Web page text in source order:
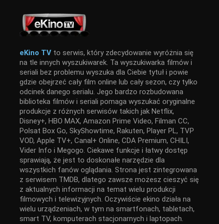
eKino TV to serwis, który zdecydowanie wyróżnia się
na tle innych wyszukiwarek. Ta wyszukiwarka filmów i
seriali bez problemu wyszuka dla Ciebie tytuł i powie
gdzie obejrzeć cały film online lub cały sezon, czy tylko
odcinek danego serialu. Jego bardzo rozbudowana
biblioteka filmów i seriali pomaga wyszukać oryginalne
produkcje z różnych serwisów takich jak Netflix,
Disney+, HBO MAX, Amazon Prime Video, Filman CC,
Polsat Box Go, SkyShowtime, Rakuten, Player PL, TVP
VOD, Apple TV+, Canal+ Online, CDA Premium, CHILI,
Vider Info i Megogo. Ciekawe funkcje i łatwy dostęp
sprawiają, że jest to doskonałe narzędzie dla
wszystkich fanów oglądania. Strona jest zintegrowana
z serwisem TMDB, dlatego zawsze możesz cieszyć się
z aktualnych informacji na temat wielu produkcji
filmowych i telewizyjnych. Oczywiście ekino działa na
wielu urządzeniach, w tym na smartfonach, tabletach,
smart TV, komputerach stacjonarnych i laptopach.